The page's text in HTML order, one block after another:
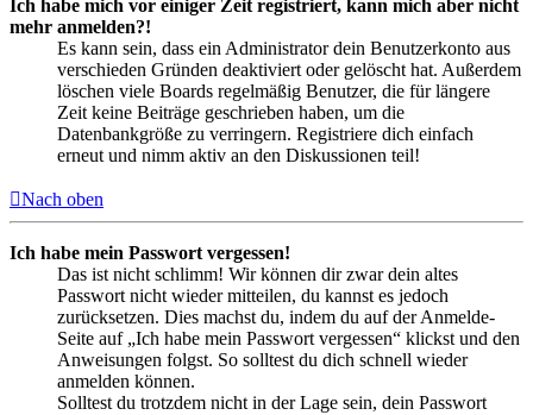
Ich habe mich vor einiger Zeit registriert, kann mich aber nicht
mehr anmelden?!
Es kann sein, dass ein Administrator dein Benutzerkonto aus
verschieden Gründen deaktiviert oder gelöscht hat. Außerdem
löschen viele Boards regelmäßig Benutzer, die für längere
Zeit keine Beiträge geschrieben haben, um die
Datenbankgröße zu verringern. Registriere dich einfach
erneut und nimm aktiv an den Diskussionen teil!
Nach oben
Ich habe mein Passwort vergessen!
Das ist nicht schlimm! Wir können dir zwar dein altes
Passwort nicht wieder mitteilen, du kannst es jedoch
zurücksetzen. Dies machst du, indem du auf der Anmelde-
Seite auf „Ich habe mein Passwort vergessen“ klickst und den
Anweisungen folgst. So solltest du dich schnell wieder
anmelden können.
Solltest du trotzdem nicht in der Lage sein, dein Passwort